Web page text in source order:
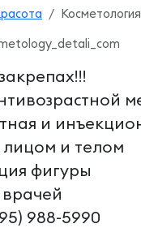
и
лицом и телом
фигуры
988-5990